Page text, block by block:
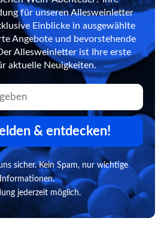
für unseren Allesweinletter
Einblicke in ausgewählte
Angebote und bevorstehende
Allesweinletter ist Ihre erste
aktuelle Neuigkeiten.
& entdecken!
sicher. Kein Spam, nur wichtige
Informationen.
jederzeit möglich.